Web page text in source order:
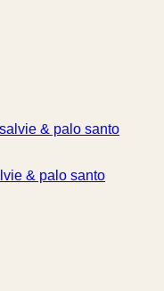
& palo santo